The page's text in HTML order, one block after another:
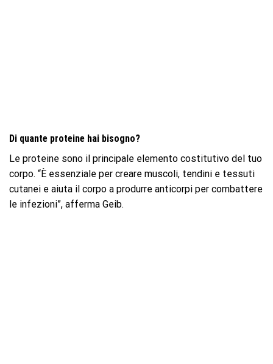
Di quante proteine ​​hai bisogno?
Le proteine ​​sono il principale elemento costitutivo del tuo
corpo. “È essenziale per creare muscoli, tendini e tessuti
cutanei e aiuta il corpo a produrre anticorpi per combattere
le infezioni”, afferma Geib.